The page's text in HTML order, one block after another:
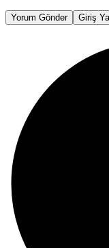
Yorum Gönder Giriş